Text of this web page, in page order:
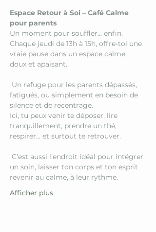
Espace Retour à Soi – Café Calme
pour parents
Un moment pour souffler… enfin.
Chaque jeudi de 13h à 15h, offre-toi une
vraie pause dans un espace calme,
doux et apaisant.
fatigués, ou simplement en besoin de
silence et de recentrage.
Ici, tu peux venir te déposer, lire
tranquillement, prendre un thé,
respirer… et surtout te retrouver.
un soin, laisser ton corps et ton esprit
revenir au calme, à leur rythme.
Afficher plus